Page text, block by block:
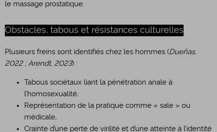
le massage prostatique.
Obstacles, tabous et résistances culturelles
Plusieurs freins sont identifiés chez les hommes (Dueñas,
2022 ; Arendt, 2023) :
Tabous sociétaux liant la pénétration anale à
l’homosexualité,
Représentation de la pratique comme « sale » ou
médicale,
Crainte d’une perte de virilité et d’une atteinte à l’identité